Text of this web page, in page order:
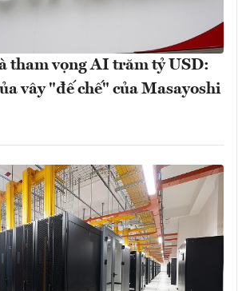
tham vọng AI trăm tỷ USD:
vây "đế chế" của Masayoshi